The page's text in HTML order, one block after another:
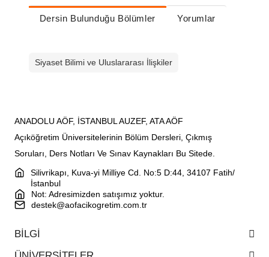
Dersin Bulunduğu Bölümler Yorumlar
Siyaset Bilimi ve Uluslararası İlişkiler
ANADOLU AÖF, İSTANBUL AUZEF, ATA AÖF
Açıköğretim Üniversitelerinin Bölüm Dersleri, Çıkmış
Soruları, Ders Notları Ve Sınav Kaynakları Bu Sitede.
Silivrikapı, Kuva-yi Milliye Cd. No:5 D:44, 34107 Fatih/
İstanbul
Not: Adresimizden satışımız yoktur.
destek@aofacikogretim.com.tr
BİLGİ